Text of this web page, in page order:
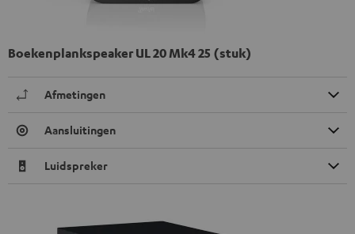
Boekenplankspeaker UL 20 Mk4 25 (stuk)
Afmetingen
Aansluitingen
Luidspreker